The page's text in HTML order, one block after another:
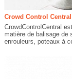
Crowd Control Central
CrowdControlCentral
matière de balisage de
enrouleurs, poteaux à